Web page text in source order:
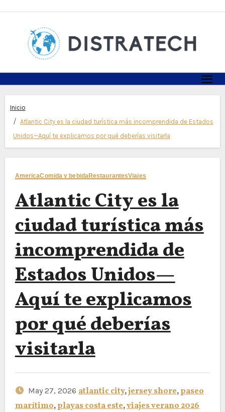
Inicio
Atlantic City es la ciudad turística más incomprendida de Estados
Unidos—Aquí te explicamos por qué deberías visitarla
AmericaComida y bebidaRestaurantesViajes
Atlantic City es la
ciudad turística más
incomprendida de
Estados Unidos—
Aquí te explicamos
por qué deberías
visitarla
May 27, 2026 atlantic city,jersey shore,paseo
marítimo,playas costa este,viajes verano 2026